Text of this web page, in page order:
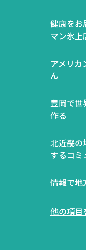
健康をお
マン氷上
アメリカ
ん
豊岡で世
作る
北近畿の
するコ
情報で地
他の項目